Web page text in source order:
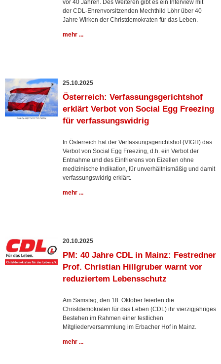
vor 40 Jahren. Des Weiteren gibt es ein Interview mit
der CDL-Ehrenvorsitzenden Mechthild Löhr über 40
Jahre Wirken der Christdemokraten für das Leben.
mehr ...
25.10.2025
Österreich: Verfassungsgerichtshof
erklärt Verbot von Social Egg Freezing
für verfassungswidrig
In Österreich hat der Verfassungsgerichtshof (VfGH) das
Verbot von Social Egg Freezing, d.h. ein Verbot der
Entnahme und des Einfrierens von Eizellen ohne
medizinische Indikation, für unverhältnismäßig und damit
verfassungswidrig erklärt.
mehr ...
20.10.2025
PM: 40 Jahre CDL in Mainz: Festredner
Prof. Christian Hillgruber warnt vor
reduziertem Lebensschutz
Am Samstag, den 18. Oktober feierten die
Christdemokraten für das Leben (CDL) ihr vierzigjähriges
Bestehen im Rahmen einer festlichen
Mitgliederversammlung im Erbacher Hof in Mainz.
mehr ...